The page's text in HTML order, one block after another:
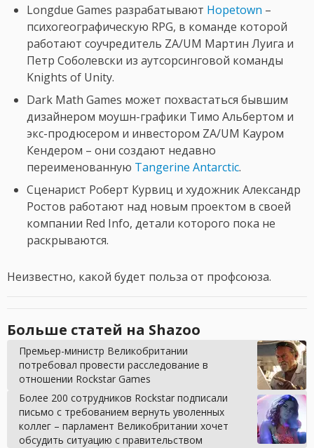
Longdue Games разрабатывают Hopetown –
психогеографическую RPG, в команде которой
работают соучредитель ZA/UM Мартин Луига и
Петр Соболевски из аутсорсинговой команды
Knights of Unity.
Dark Math Games может похвастаться бывшим
дизайнером моушн-графики Тимо Альбертом и
экс-продюсером и инвестором ZA/UM Кауром
Кендером – они создают недавно
переименованную Tangerine Antarctic.
Сценарист Роберт Курвиц и художник Александр
Ростов работают над новым проектом в своей
компании Red Info, детали которого пока не
раскрываются.
Неизвестно, какой будет польза от профсоюза.
Больше статей на Shazoo
Премьер-министр Великобритании
потребовал провести расследование в
отношении Rockstar Games
Более 200 сотрудников Rockstar подписали
письмо с требованием вернуть уволенных
коллег – парламент Великобритании хочет
обсудить ситуацию с правительством